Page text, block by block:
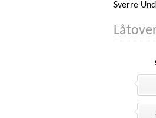
Sverre